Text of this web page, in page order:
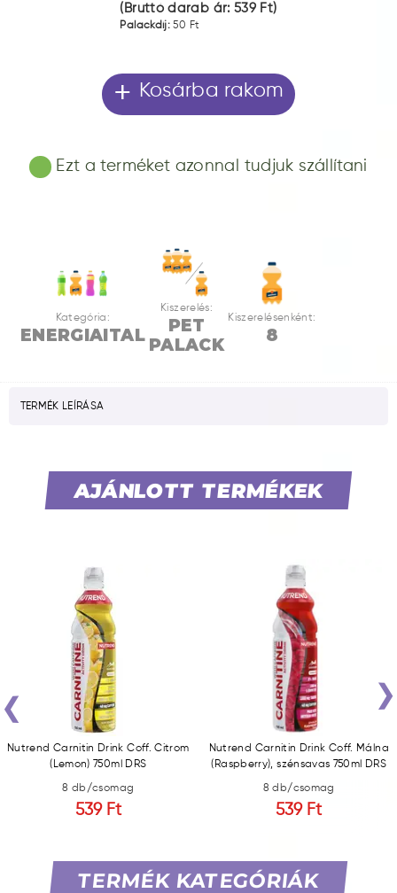
(Bruttó darab ár: 539 Ft)
Palackdíj:50 Ft
+ Kosárba rakom
Ezt a terméket azonnal tudjuk szállítani
Kategória:
ENERGIAITAL
Kiszerelés:
PET
PALACK
Kiszerelésenként:
8
TERMÉK LEÍRÁSA
AJÁNLOTT TERMÉKEK
Nutrend Carnitin Drink Coff. Citrom
(Lemon) 750ml DRS
8 db/csomag
539 Ft
Nutrend Carnitin Drink Coff. Málna
(Raspberry), szénsavas 750ml DRS
8 db/csomag
539 Ft
‹ ›
TERMÉK KATEGÓRIÁK